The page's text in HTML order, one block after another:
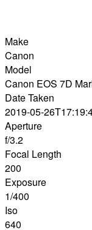
Make
Canon
Model
Canon EOS 7D
Date Taken
2019-05-
Aperture
f/3.2
Focal Length
200
Exposure
1/400
Iso
640